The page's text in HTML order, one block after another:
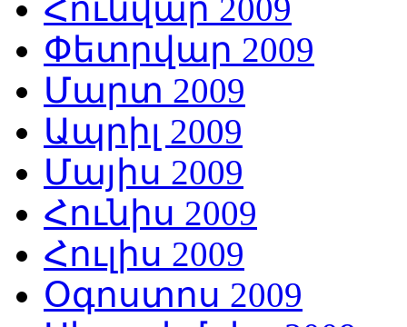
Հունվար 2009
Փետրվար 2009
Մարտ 2009
Ապրիլ 2009
Մայիս 2009
Հունիս 2009
Հուլիս 2009
Օգոստոս 2009